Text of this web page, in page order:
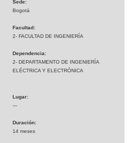
Sede:
Bogotá
Facultad:
2- FACULTAD DE INGENIERÍA
Dependencia:
2- DEPARTAMENTO DE INGENIERÍA
ELÉCTRICA Y ELECTRÓNICA
Lugar:
---
Duración:
14 meses